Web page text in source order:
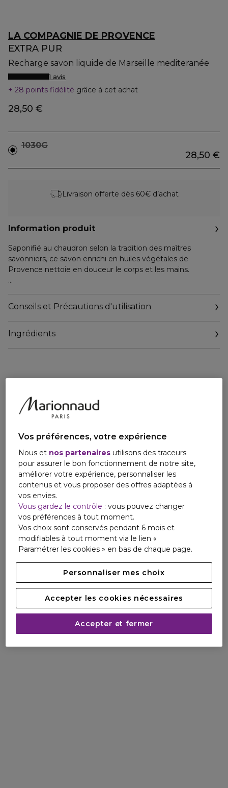
LA COMPAGNIE DE PROVENCE
EXTRA PUR
Recharge savon liquide de Marseille mediteranée
1 avis
28 points fidélité grâce à cet achat
28,50 €
1030G
28,50 €
Livraison offerte dès 60€ d’achat
Information produit
Saponifié au chaudron selon la tradition des maîtres
savonniers, ce savon enrichi en huiles végétales de
Provence nettoie en douceur le corps et les mains.
Méditerranée avec ce parfum qui allie la fraîcheur des
embruns aux senteurs délicates de fleurs ensoleillées.
Doux pour la peau, ce savon est formulé sans sulfates et
verre 500ml ou le flacon pompe 300ml.
96% d'ingrédients d'origine naturelle
Conseils et Précautions d'utilisation
Ingrédients
Vos préférences, votre expérience
Nous et nos partenaires utilisons des traceurs
pour assurer le bon fonctionnement de notre site,
améliorer votre expérience, personnaliser les
contenus et vous proposer des offres adaptées à
vos envies.
Vous gardez le contrôle : vous pouvez changer
vos préférences à tout moment.
Vos choix sont conservés pendant 6 mois et
modifiables à tout moment via le lien «
Paramétrer les cookies » en bas de chaque page.
Personnaliser mes choix
Accepter les cookies nécessaires
Accepter et fermer